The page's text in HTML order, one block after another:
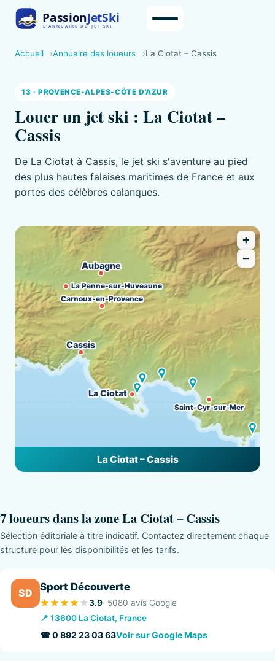
Accueil Annuaire des loueurs La Ciotat – Cassis
13 · PROVENCE-ALPES-CÔTE D'AZUR
Louer un jet ski : La Ciotat –
Cassis
De La Ciotat à Cassis, le jet ski s'aventure au pied
des plus hautes falaises maritimes de France et aux
portes des célèbres calanques.
+
−
Aubagne
La Penne-sur-Huveaune
Carnoux-en-Provence
Cassis
La Ciotat
Saint-Cyr-sur-Mer
La Ciotat – Cassis
7 loueurs dans la zone La Ciotat – Cassis
Sélection éditoriale à titre indicatif. Contactez directement chaque
structure pour les disponibilités et les tarifs.
SD Sport Découverte
3.9· 5080 avis Google
📍 13600 La Ciotat, France
☎ 0 892 23 03 63Voir sur Google Maps